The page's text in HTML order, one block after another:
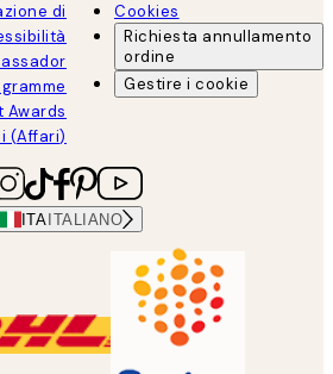
di
Awards
(Affari)
Cookies
Richiesta annullamento
ordine
Gestire i cookie
ITA ITALIANO